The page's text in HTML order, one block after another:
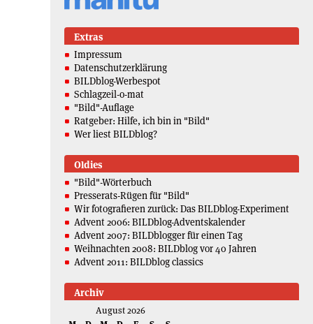
Extras
Impressum
Datenschutzerklärung
BILDblog-Werbespot
Schlagzeil-o-mat
"Bild"-Auflage
Ratgeber: Hilfe, ich bin in "Bild"
Wer liest BILDblog?
Oldies
"Bild"-Wörterbuch
Presserats-Rügen für "Bild"
Wir fotografieren zurück: Das BILDblog-Experiment
Advent 2006: BILDblog-Adventskalender
Advent 2007: BILDblogger für einen Tag
Weihnachten 2008: BILDblog vor 40 Jahren
Advent 2011: BILDblog classics
Archiv
August 2026